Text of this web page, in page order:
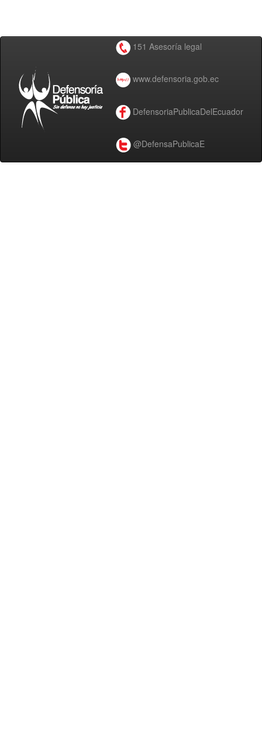
151 Asesoría legal
www.defensoria.gob.ec
DefensoriaPublicaDelEcuador
@DefensaPublicaE